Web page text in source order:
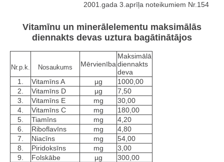
2001.gada 3.aprīļa noteikumiem Nr.154
Vitamīnu un minerālelementu maksimālās
diennakts devas uztura bagātinātājos
Nr.p.k. Nosaukums Mērvienība
Maksimālā
diennakts
deva
1.
Vitamīns A µg
1000,00
2.
Vitamīns D µg
7,50
3.
Vitamīns E mg
30,00
4.
Vitamīns C mg
180,00
5.
Tiamīns mg
4,20
6.
Riboflavīns mg
4,80
7.
Niacīns mg
54,00
8.
Piridoksīns mg
3,00
9.
Folskābe µg
300,00